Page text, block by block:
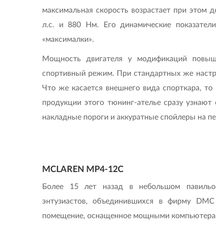
максимальная скорость возрастает при этом
л.с. и 880 Нм. Его динамические
«максималки».
Мощность двигателя у модификаций
спортивный режим. При стандартных же
Что же касается внешнего вида спорткара,
продукции этого тюнинг-ателье сразу
накладные пороги и аккуратные спойлеры на
MCLAREN MP4-12C
Более 15 лет назад в небольшом
энтузиастов, объединившихся в фирму
помещение, оснащенное мощными